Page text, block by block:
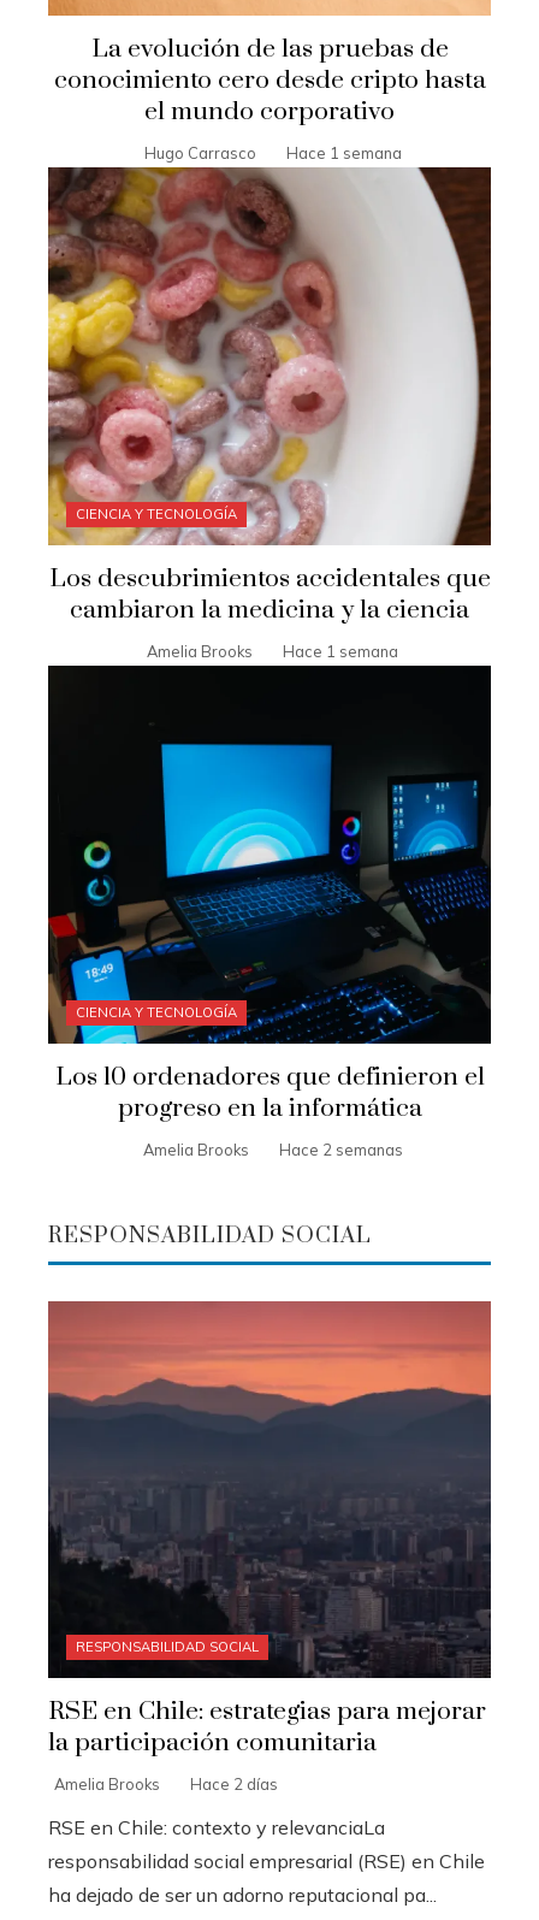
La evolución de las pruebas de
conocimiento cero desde cripto hasta
el mundo corporativo
Hugo Carrasco Hace 1 semana
CIENCIA Y TECNOLOGÍA
Los descubrimientos accidentales que
cambiaron la medicina y la ciencia
Amelia Brooks Hace 1 semana
CIENCIA Y TECNOLOGÍA
Los 10 ordenadores que definieron el
progreso en la informática
Amelia Brooks Hace 2 semanas
RESPONSABILIDAD SOCIAL
RESPONSABILIDAD SOCIAL
RSE en Chile: estrategias para mejorar
la participación comunitaria
Amelia Brooks Hace 2 días
RSE en Chile: contexto y relevanciaLa
responsabilidad social empresarial (RSE) en Chile
ha dejado de ser un adorno reputacional pa...